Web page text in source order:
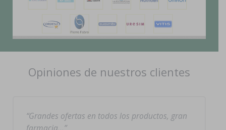
Opiniones de nuestros clientes
Grandes ofertas en todos los productos, gran